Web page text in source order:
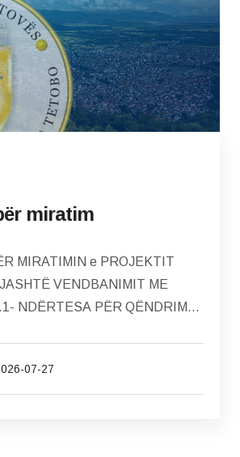
miratim
MIRATIMIN e PROJEKTIT
VENDBANIMIT ME
NDËRTESA PËR QËNDRIM
07-27